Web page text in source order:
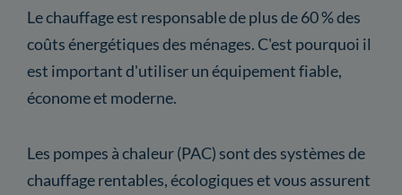
Le chauffage est responsable de plus de 60 % des
coûts énergétiques des ménages. C'est pourquoi il
est important d'utiliser un équipement fiable,
économe et moderne.
Les pompes à chaleur (PAC) sont des systèmes de
chauffage rentables, écologiques et vous assurent